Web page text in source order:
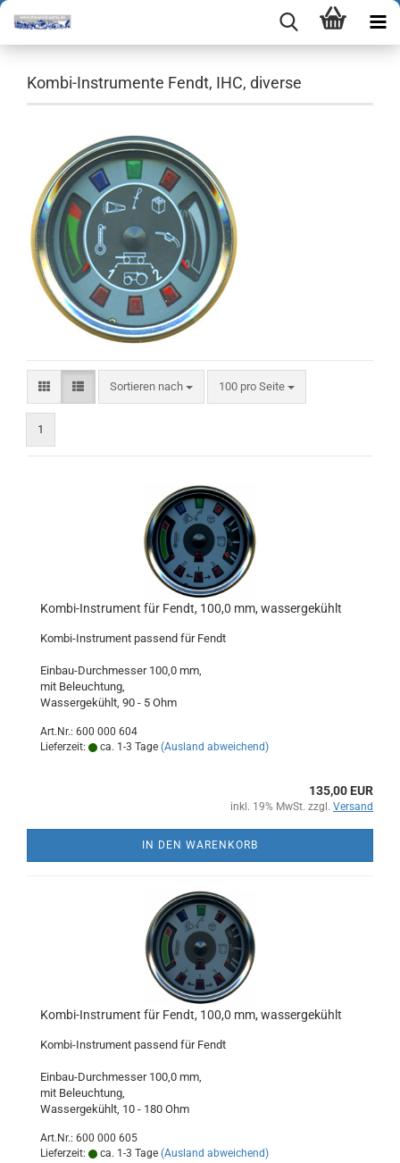
Kombi-Instrumente Fendt, IHC, diverse
Sortieren nach
Sortieren nach 100 pro Seite
pro Seite
1
Kombi-Instrument für Fendt, 100,0 mm, wassergekühlt
Kombi-Instrument passend für Fendt
Einbau-Durchmesser 100,0 mm,
mit Beleuchtung,
​Wassergekühlt, 90 - 5 Ohm
Art.Nr.: 600 000 604
Lieferzeit:
ca. 1-3 Tage (Ausland abweichend)
135,00 EUR
inkl. 19% MwSt. zzgl. Versand
IN DEN WARENKORB
Kombi-Instrument für Fendt, 100,0 mm, wassergekühlt
Kombi-Instrument passend für Fendt
Einbau-Durchmesser 100,0 mm,
mit Beleuchtung,
​Wassergekühlt, 10 - 180 Ohm
Art.Nr.: 600 000 605
Lieferzeit:
ca. 1-3 Tage (Ausland abweichend)